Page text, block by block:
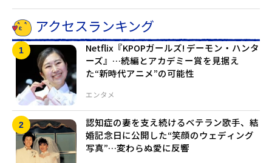
アクセスランキング
エンタメ
Netflix『KPOPガールズ! デーモン・ハンタ
ーズ』…続編とアカデミー賞を見据え
た“新時代アニメ”の可能性
認知症の妻を支え続けるベテラン歌手、結
婚記念日に公開した“笑顔のウェディング
写真”…変わらぬ愛に反響